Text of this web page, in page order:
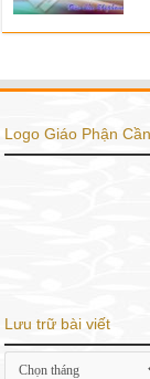
Logo Giáo Phận
Lưu trữ bài viết
Lưu